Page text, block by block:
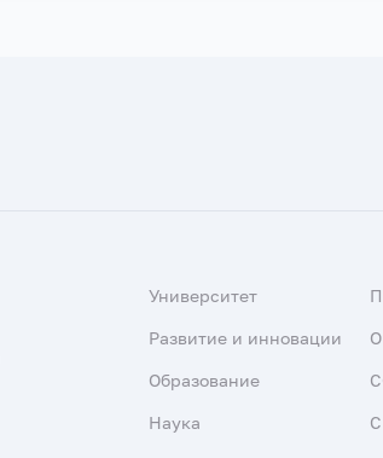
Университет
Развитие и инновации
Образование
Наука